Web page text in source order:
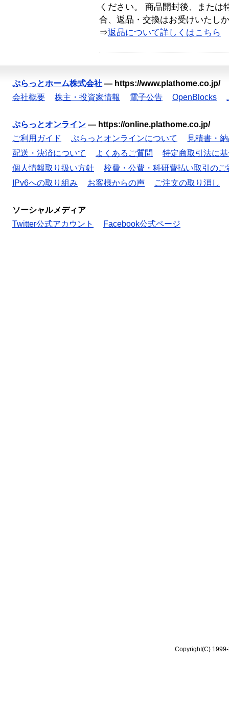
ください。 商品開封後、または
合、返品・交換はお受けいたし
⇒返品について詳しくはこちら
ぷらっとホーム株式会社 — https://www.plathome.co.jp/
会社概要
株主・投資家情報 電子公告 OpenBlocks
ぷらっとオンライン — https://online.plathome.co.jp/
ご利用ガイド
ぷらっとオンラインについて
見積書・
配送・決済について
よくあるご質問
特定商取引法に
個人情報取り扱い方針
校費・公費・科研費払い取引のご
IPv6への取り組み
お客様からの声 ご注文の取り消し
ソーシャルメディア
Twitter公式アカウント
Facebook公式ページ
Copyright(C)